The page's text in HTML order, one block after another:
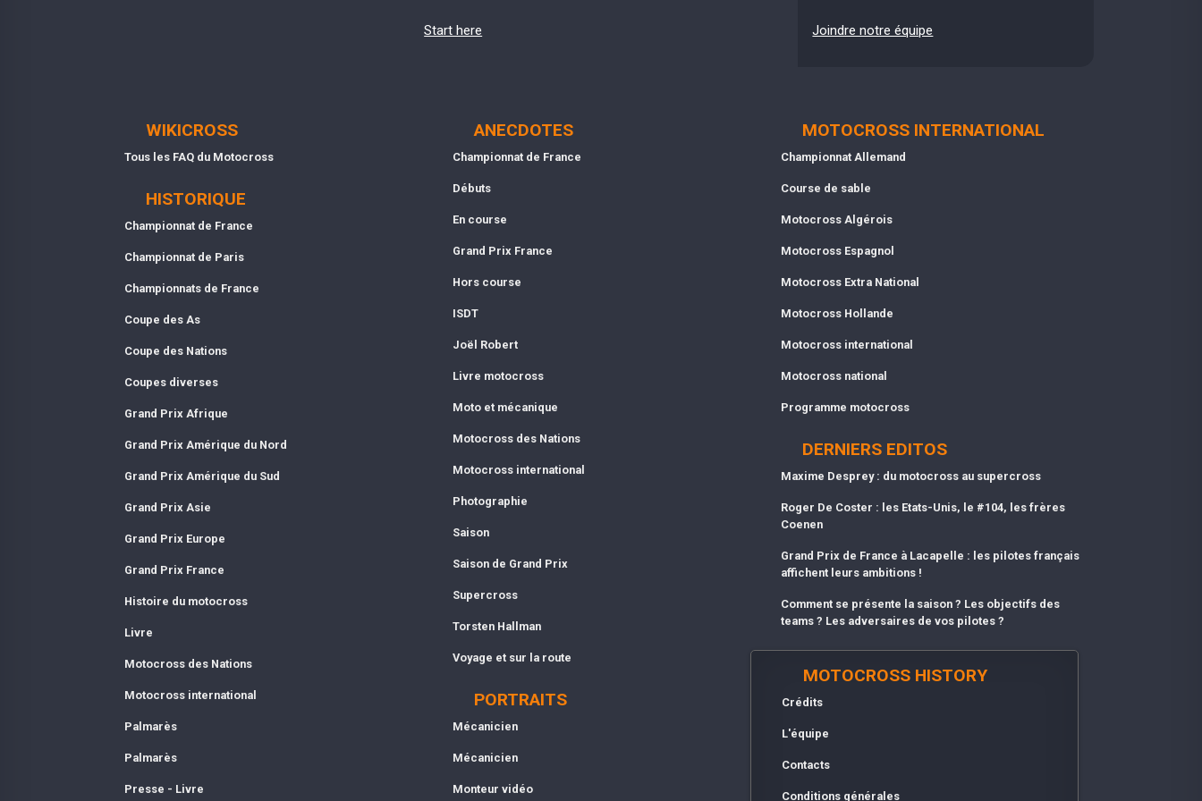
Start here Joindre notre équipe
WIKICROSS
Tous les FAQ du Motocross
HISTORIQUE
Championnat de France
Championnat de Paris
Championnats de France
Coupe des As
Coupe des Nations
Coupes diverses
Grand Prix Afrique
Grand Prix Amérique du Nord
Grand Prix Amérique du Sud
Grand Prix Asie
Grand Prix Europe
Grand Prix France
Histoire du motocross
Livre
Motocross des Nations
Motocross international
Palmarès
Palmarès
Presse - Livre
ANECDOTES
Championnat de France
Débuts
En course
Grand Prix France
Hors course
ISDT
Joël Robert
Livre motocross
Moto et mécanique
Motocross des Nations
Motocross international
Photographie
Saison
Saison de Grand Prix
Supercross
Torsten Hallman
Voyage et sur la route
PORTRAITS
Mécanicien
Mécanicien
Monteur vidéo
MOTOCROSS INTERNATIONAL
Championnat Allemand
Course de sable
Motocross Algérois
Motocross Espagnol
Motocross Extra National
Motocross Hollande
Motocross international
Motocross national
Programme motocross
DERNIERS EDITOS
Maxime Desprey : du motocross au supercross
Roger De Coster : les Etats-Unis, le #104, les frères
Coenen
Grand Prix de France à Lacapelle : les pilotes français
affichent leurs ambitions !
Comment se présente la saison ? Les objectifs des
teams ? Les adversaires de vos pilotes ?
MOTOCROSS HISTORY
Crédits
L'équipe
Contacts
Conditions générales